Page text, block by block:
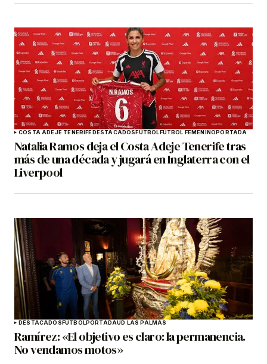
COSTA ADEJE TENERIFEDESTACADOSFÚTBOLFÚTBOL FEMENINOPORTADA
Natalia Ramos deja el Costa Adeje Tenerife tras
más de una década y jugará en Inglaterra con el
Liverpool
DESTACADOSFÚTBOLPORTADAUD LAS PALMAS
Ramírez: «El objetivo es claro: la permanencia.
No vendamos motos»